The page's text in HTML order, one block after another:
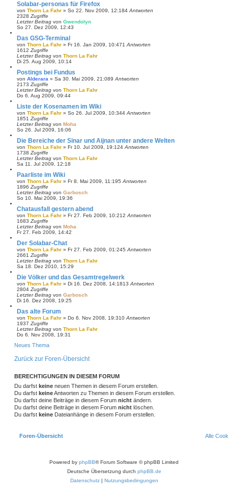
Solabar-personas für Firefox
von Thorn La Fahr » So 22. Nov 2009, 12:184 Antworten
2328 Zugriffe
Letzter Beitrag von Gwendolyn
So 27. Dez 2009, 12:43
Das GSG-Terminal
von Thorn La Fahr » Fr 16. Jan 2009, 10:471 Antworten
1612 Zugriffe
Letzter Beitrag von Thorn La Fahr
Di 25. Aug 2009, 10:14
Postings bei Fundus
von Alderara » Sa 30. Mai 2009, 21:089 Antworten
2173 Zugriffe
Letzter Beitrag von Thorn La Fahr
Do 6. Aug 2009, 09:44
Liste der Kosenamen im Wiki
von Thorn La Fahr » So 26. Jul 2009, 10:344 Antworten
1851 Zugriffe
Letzter Beitrag von Moha
So 26. Jul 2009, 16:06
Die Bereiche der Sinar und Aijnan unter andere Welten
von Thorn La Fahr » Fr 10. Jul 2009, 19:124 Antworten
1738 Zugriffe
Letzter Beitrag von Thorn La Fahr
Sa 11. Jul 2009, 12:18
Paarliste im Wiki
von Thorn La Fahr » Fr 8. Mai 2009, 11:195 Antworten
1896 Zugriffe
Letzter Beitrag von Garbosch
So 10. Mai 2009, 19:36
Chatausfall gestern abend
von Thorn La Fahr » Fr 27. Feb 2009, 10:212 Antworten
1683 Zugriffe
Letzter Beitrag von Moha
Fr 27. Feb 2009, 14:42
Der Solabar-Chat
von Thorn La Fahr » Fr 27. Feb 2009, 01:245 Antworten
2661 Zugriffe
Letzter Beitrag von Thorn La Fahr
Sa 18. Dez 2010, 15:29
Die Völker und das Gesamtregelwerk
von Thorn La Fahr » Di 16. Dez 2008, 14:1813 Antworten
2804 Zugriffe
Letzter Beitrag von Garbosch
Di 16. Dez 2008, 19:25
Das alte Forum
von Thorn La Fahr » Do 6. Nov 2008, 19:310 Antworten
1937 Zugriffe
Letzter Beitrag von Thorn La Fahr
Do 6. Nov 2008, 19:31
Neues Thema
Zurück zur Foren-Übersicht
BERECHTIGUNGEN IN DIESEM FORUM
Du darfst keine neuen Themen in diesem Forum erstellen.
Du darfst keineAntworten zu Themen in diesem Forum erstellen.
Du darfst deine Beiträge in diesem Forum nicht ändern.
Du darfst deine Beiträge in diesem Forum nicht löschen.
Du darfst keine Dateianhänge in diesem Forum erstellen.
Foren-Übersicht Alle
Powered by phpBB® Forum Software © phpBB Limited
Deutsche Übersetzung durch phpBB.de
Datenschutz| Nutzungsbedingungen